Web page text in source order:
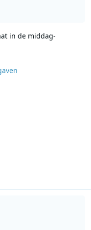
in de middag-